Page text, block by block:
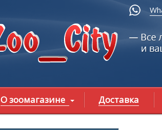
О зоомагазине Доставка